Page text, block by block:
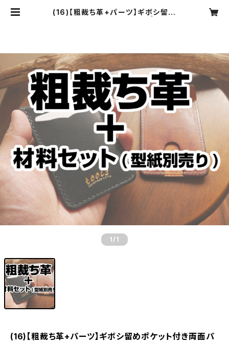
(16)【粗裁ち革+パーツ】ギボシ留め
1 /1
(16)【粗裁ち革+パーツ】ギボシ留めポケット付き両面パ